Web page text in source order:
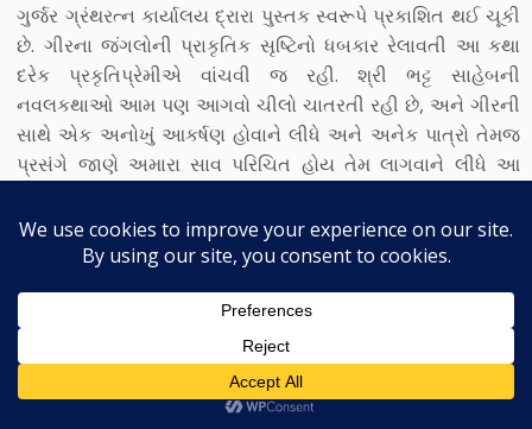
ગુર્જર ગ્રંથરત્ન કાર્યાલય દ્રારા પુસ્તક સ્વરૂપે પ્રકાશિત થઈ ચૂકી
છે. ગીરના જંગલોની પ્રાકૃતિક સૃષ્ટિનો ધબકાર રેલાવતી આ કથા
દરેક પ્રકૃતિપ્રેમીએ વાંચવી જ રહી. શ્રી ભટ્ટ સાહેબની
નવલકથાઓ આમ પણ આગવો ચીલો ચાતરતી રહી છે, અને ગીરની
સાથે એક અનોખું આકર્ષણ હોવાને લીધે અને અનેક પાત્રો તેમજ
પ્રસંગે જાણે અમારા સાવ પરિચિત હોય તેમ લાગવાને લીધે આ
સમર્પણના અંક માંથી તેનો એક નાનકડો ભાગ. પુસ્તક પ્રાપ્તિ માટે
ગુર્જર ગ્રંથરત્ન કાર્યાલયનો સંપર્ક ફોન +૯૧ ૭૯ ૨૨૧૪૪૬૬૩ પર